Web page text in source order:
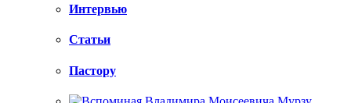
Интервью
Статьи
Пастору